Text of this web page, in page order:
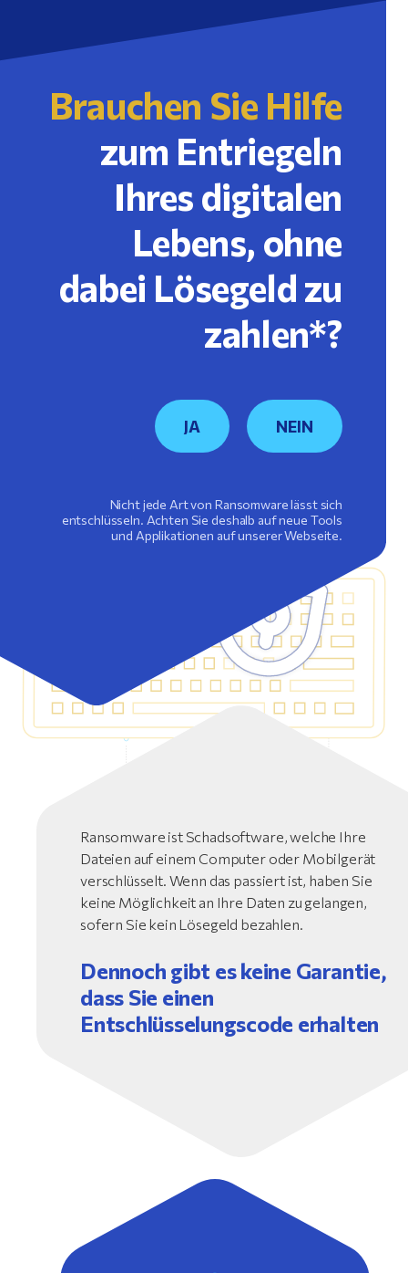
Brauchen Sie Hilfe
zum Entriegeln
Ihres digitalen
Lebens, ohne
dabei Lösegeld zu
zahlen*?
JA NEIN
Nicht jede Art von Ransomware lässt sich
entschlüsseln. Achten Sie deshalb auf neue Tools
und Applikationen auf unserer Webseite.
Ransomware ist Schadsoftware, welche Ihre
Dateien auf einem Computer oder Mobilgerät
verschlüsselt. Wenn das passiert ist, haben Sie
keine Möglichkeit an Ihre Daten zu gelangen,
sofern Sie kein Lösegeld bezahlen.
Dennoch gibt es keine Garantie,
dass Sie einen
Entschlüsselungscode erhalten